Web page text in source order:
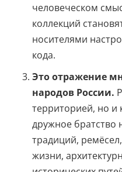
человеческом
коллекций
носителями
кода.
Это отражение
народов России.
территорией, но и
дружное братство
традиций,
жизни,